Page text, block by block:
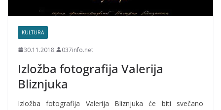
KULTURA
30.11.2018. 037info.net
Izložba fotografija Valerija
Bliznjuka
Izložba fotografija Valerija Bliznjuka će biti svečano